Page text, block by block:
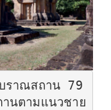
ราณสถาน 79
นตามแนวชาย